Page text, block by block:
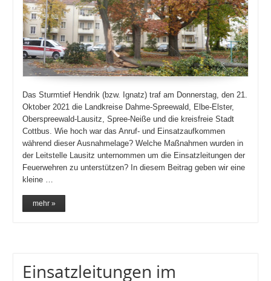
Das Sturmtief Hendrik (bzw. Ignatz) traf am Donnerstag, den 21.
Oktober 2021 die Landkreise Dahme-Spreewald, Elbe-Elster,
Oberspreewald-Lausitz, Spree-Neiße und die kreisfreie Stadt
Cottbus. Wie hoch war das Anruf- und Einsatzaufkommen
während dieser Ausnahmelage? Welche Maßnahmen wurden in
der Leitstelle Lausitz unternommen um die Einsatzleitungen der
Feuerwehren zu unterstützen? In diesem Beitrag geben wir eine
kleine …
mehr »
Einsatzleitungen im